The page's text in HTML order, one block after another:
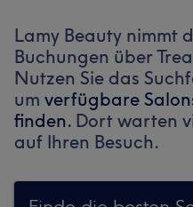
Lamy Beauty nimmt
Buchungen über
Nutzen Sie das
um verfügbare
finden. Dort warten
auf Ihren Besuch.